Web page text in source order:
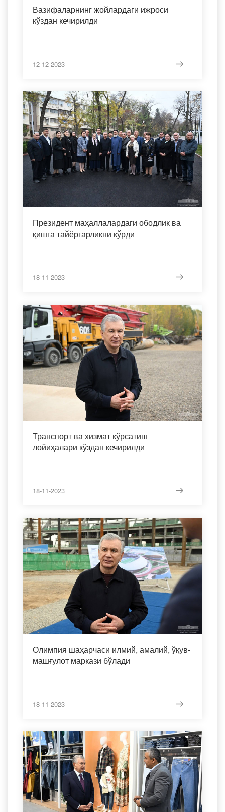
Вазифаларнинг жойлардаги ижроси
кўздан кечирилди
12-12-2023
Президент маҳаллалардаги ободлик ва
қишга тайёргарликни кўрди
18-11-2023
Транспорт ва хизмат кўрсатиш
лойиҳалари кўздан кечирилди
18-11-2023
Олимпия шаҳарчаси илмий, амалий, ўқув-
машғулот маркази бўлади
18-11-2023